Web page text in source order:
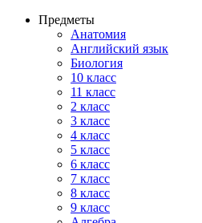
Предметы
Анатомия
Английский язык
Биология
10 класс
11 класс
2 класс
3 класс
4 класс
5 класс
6 класс
7 класс
8 класс
9 класс